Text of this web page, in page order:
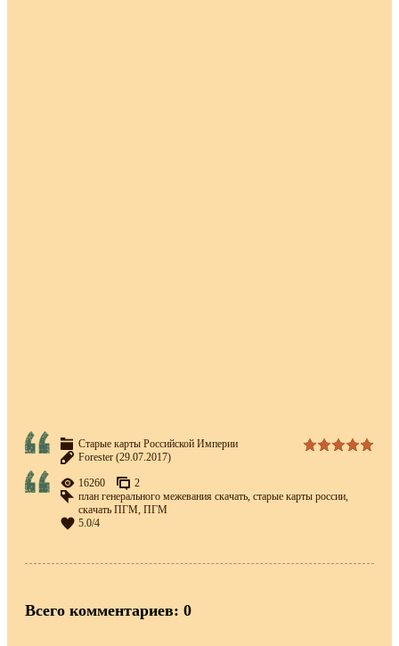
Старые карты Российской Империи
Forester (29.07.2017)
16260
2
план генерального межевания скачать, старые карты россии,
скачать ПГМ, ПГМ
5.0/4
Всего комментариев: 0